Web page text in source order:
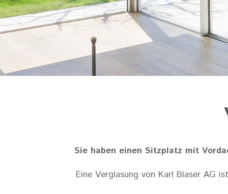
Sie haben einen Sitzplatz mit
Eine Verglasung von Karl Blaser AG